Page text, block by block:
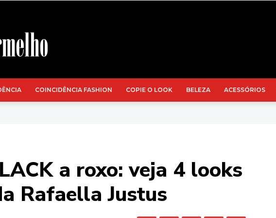
COINCIDÊNCIA FASHION COPIE O LOOK BELEZA ACESSÓRIOS
a roxo: veja 4 looks
Rafaella Justus